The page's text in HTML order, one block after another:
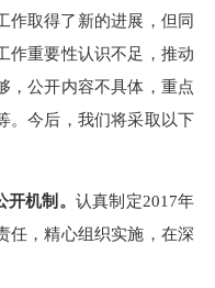
作取得了新的进展，但同
作重要性认识不足，推动
，公开内容不具体，重点
。今后，我们将采取以下
机制。 认真制定2017年
任，精心组织实施，在深